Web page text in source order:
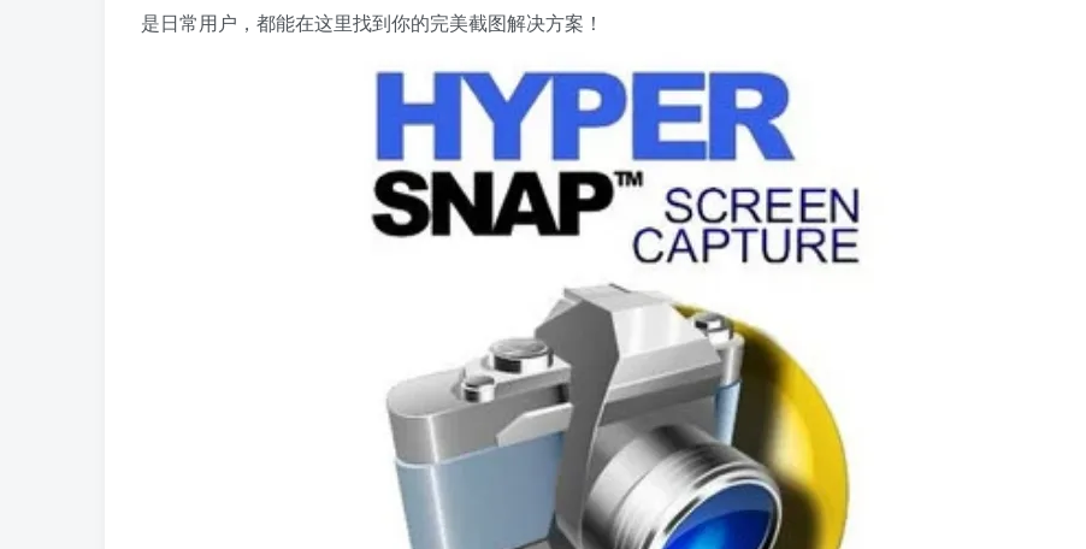
是日常用户，都能在这里找到你的完美截图解决方案！